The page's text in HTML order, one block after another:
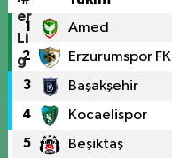
1 Amed
2 Erzurumspor FK
3 Başakşehir
4 Kocaelispor
5 Beşiktaş